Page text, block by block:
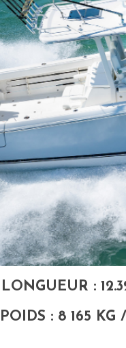
LONGUEUR :
POIDS : 8 165